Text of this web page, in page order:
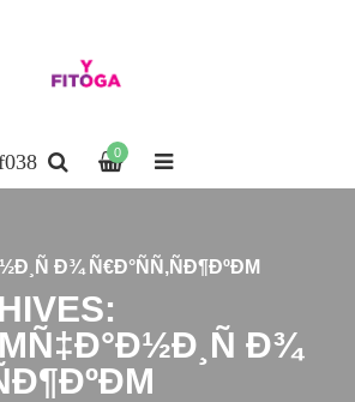
0
Ð¾ Ñ€Ð°ÑÑ‚ÑÐ¶ÐºÐΜ
Ð¾